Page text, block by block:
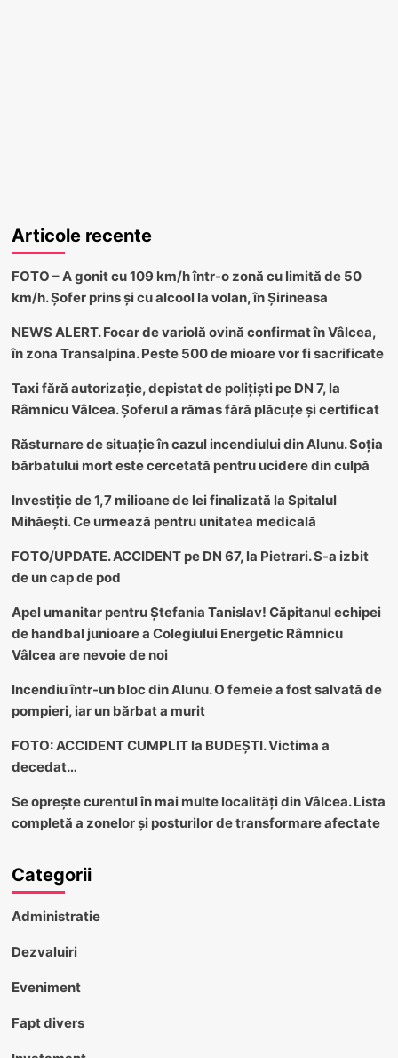
Articole recente
FOTO – A gonit cu 109 km/h într-o zonă cu limită de 50
km/h. Șofer prins și cu alcool la volan, în Șirineasa
NEWS ALERT. Focar de variolă ovină confirmat în Vâlcea,
în zona Transalpina. Peste 500 de mioare vor fi sacrificate
Taxi fără autorizație, depistat de polițiști pe DN 7, la
Râmnicu Vâlcea. Șoferul a rămas fără plăcuțe și certificat
Răsturnare de situație în cazul incendiului din Alunu. Soția
bărbatului mort este cercetată pentru ucidere din culpă
Investiție de 1,7 milioane de lei finalizată la Spitalul
Mihăești. Ce urmează pentru unitatea medicală
FOTO/UPDATE. ACCIDENT pe DN 67, la Pietrari. S-a izbit
de un cap de pod
Apel umanitar pentru Ștefania Tanislav! Căpitanul echipei
de handbal junioare a Colegiului Energetic Râmnicu
Vâlcea are nevoie de noi
Incendiu într-un bloc din Alunu. O femeie a fost salvată de
pompieri, iar un bărbat a murit
FOTO: ACCIDENT CUMPLIT la BUDEȘTI. Victima a
decedat…
Se oprește curentul în mai multe localități din Vâlcea. Lista
completă a zonelor și posturilor de transformare afectate
Categorii
Administratie
Dezvaluiri
Eveniment
Fapt divers